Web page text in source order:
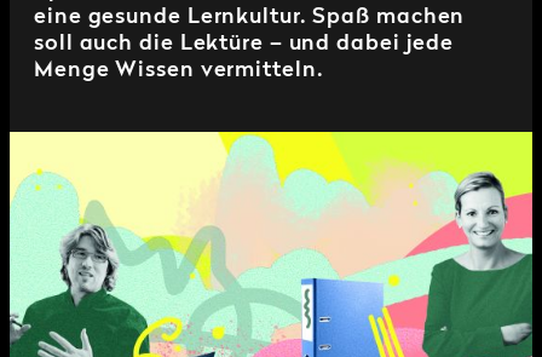
eine gesunde Lernkultur. Spaß machen
soll auch die Lektüre – und dabei jede
Menge Wissen vermitteln.